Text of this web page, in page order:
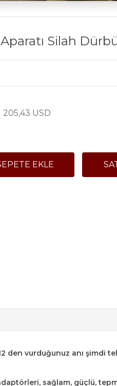
Silah
205,43 USD
den vurduğunuz anı şimdi
sağlam, güçlü,